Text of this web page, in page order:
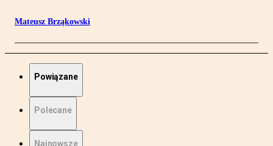
Mateusz Brząkowski
Powiązane
Polecane
Najnowsze